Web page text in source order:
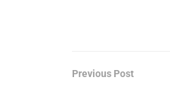
Previous Post